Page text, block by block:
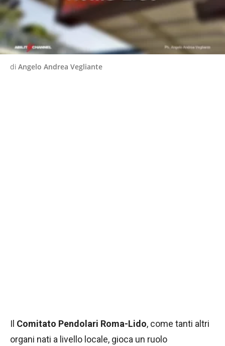
di Angelo Andrea Vegliante
Il Comitato Pendolari Roma-Lido, come tanti altri
organi nati a livello locale, gioca un ruolo